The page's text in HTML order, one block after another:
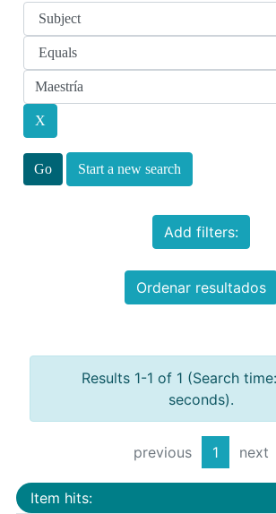
Start a new search
Add filters:
Ordenar resultados
Results 1-1 of 1 (Search
seconds).
previous 1 next
Item hits: